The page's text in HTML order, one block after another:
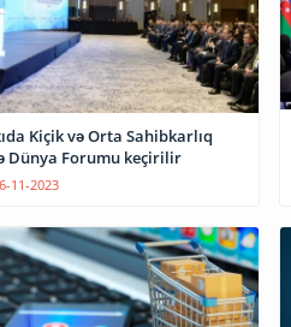
Kiçik və Orta Sahibkarlıq
Dünya Forumu keçirilir
11-2023